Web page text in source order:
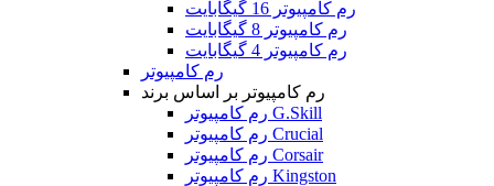
رم کامپیوتر 16 گیگابایت
رم کامپیوتر 8 گیگابایت
رم کامپیوتر 4 گیگابایت
رم کامپیوتر
رم کامپیوتر بر اساس برند
رم کامپیوتر G.Skill
رم کامپیوتر Crucial
رم کامپیوتر Corsair
رم کامپیوتر Kingston